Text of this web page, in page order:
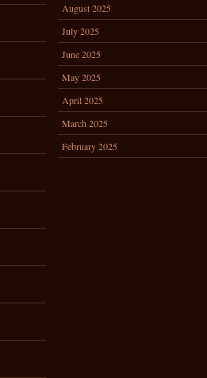
August 2025
July 2025
June 2025
May 2025
April 2025
March 2025
February 2025